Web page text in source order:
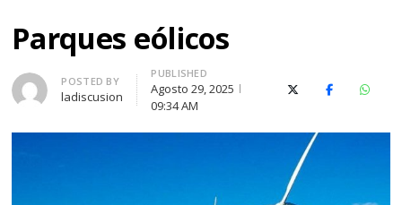
Parques eólicos
Author
POSTED BY
ladiscusion
PUBLISHED
Agosto 29, 2025
09:34 AM
X (Twitter)Facebook